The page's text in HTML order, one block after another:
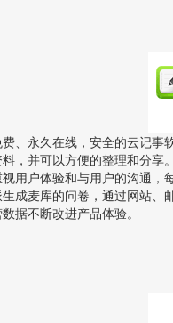
、永久在线，安全的云记
，并可以方便的整理和分享
用户体验和与用户的沟通，
成麦库的问卷，通过网站
据不断改进产品体验。